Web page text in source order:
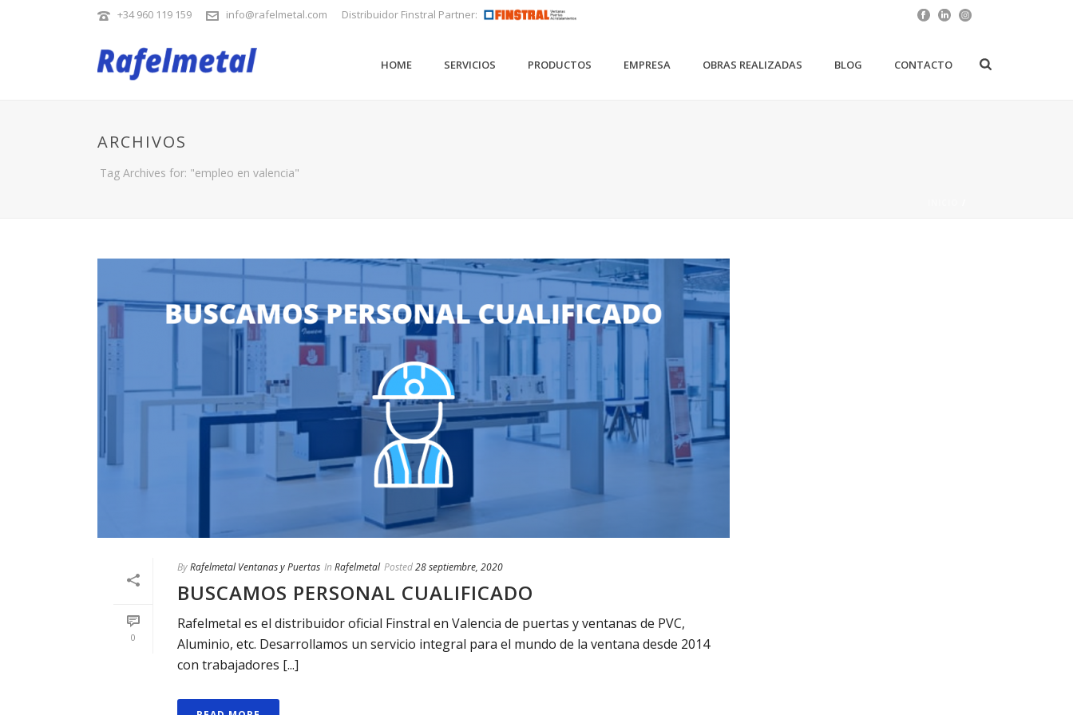
+34 960 119 159 info@rafelmetal.com Distribuidor Finstral Partner:
HOME SERVICIOS PRODUCTOS EMPRESA OBRAS REALIZADAS BLOG CONTACTO
ARCHIVOS
Tag Archives for: "empleo en valencia"
0
ByRafelmetal Ventanas y Puertas In Rafelmetal Posted28 septiembre, 2020
BUSCAMOS PERSONAL CUALIFICADO
Rafelmetal es el distribuidor oficial Finstral en Valencia de puertas y ventanas de PVC,
Aluminio, etc. Desarrollamos un servicio integral para el mundo de la ventana desde 2014
con trabajadores [...]